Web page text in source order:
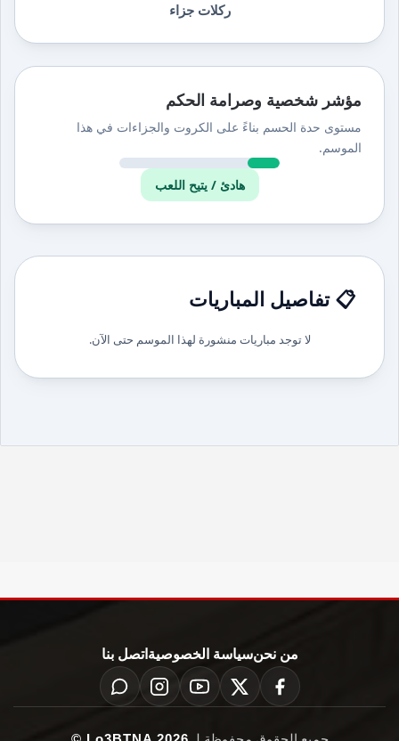
ركلات جزاء
مؤشر شخصية وصرامة الحكم
مستوى حدة الحسم بناءً على الكروت والجزاءات في هذا
الموسم.
هادئ / يتيح اللعب
📋 تفاصيل المباريات
لا توجد مباريات منشورة لهذا الموسم حتى الآن.
من نحنسياسة الخصوصية اتصل بنا